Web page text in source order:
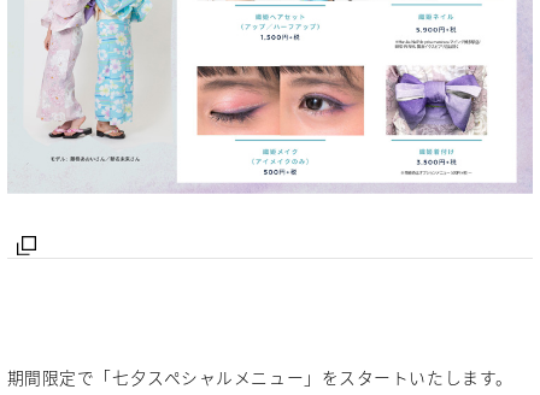
期間限定で「七夕スペシャルメニュー」をスタートいたします。